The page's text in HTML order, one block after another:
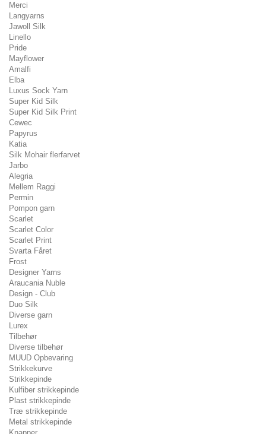
Merci
Langyarns
Jawoll Silk
Linello
Pride
Mayflower
Amalfi
Elba
Luxus Sock Yarn
Super Kid Silk
Super Kid Silk Print
Cewec
Papyrus
Katia
Silk Mohair flerfarvet
Jarbo
Alegria
Mellem Raggi
Permin
Pompon garn
Scarlet
Scarlet Color
Scarlet Print
Svarta Fåret
Frost
Designer Yarns
Araucania Nuble
Design - Club
Duo Silk
Diverse garn
Lurex
Tilbehør
Diverse tilbehør
MUUD Opbevaring
Strikkekurve
Strikkepinde
Kulfiber strikkepinde
Plast strikkepinde
Træ strikkepinde
Metal strikkepinde